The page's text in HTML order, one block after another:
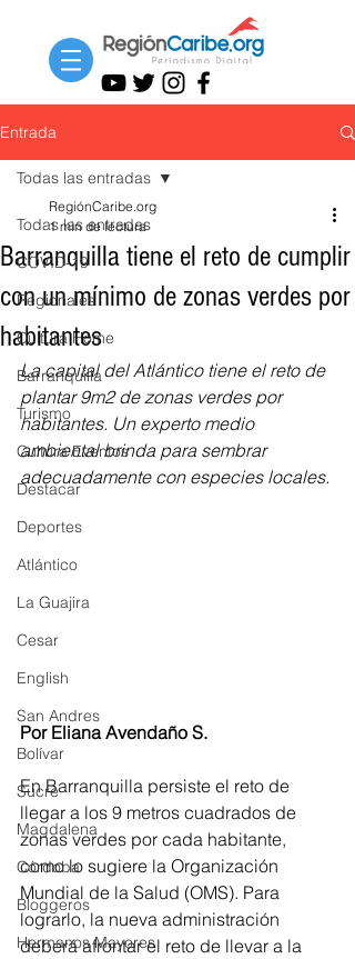
Entrada
Todas las entradas
COVID-19
Regionales
Cultura Home
Barranquilla
Turismo
Cultura Eventos
Destacar
Deportes
Atlántico
La Guajira
Cesar
English
San Andres
Bolívar
Sucre
Magdalena
Córdoba
Bloggeros
Hermanos Mayores
Todas las entradas
Barranquilla tiene el reto de cumplir
con un mínimo de zonas verdes por
habitantes
RegiónCaribe.org
1 min de lectura
La capital del Atlántico tiene el reto de
plantar 9m2 de zonas verdes por
habitantes. Un experto medio
ambiental brinda para sembrar
adecuadamente con especies locales.
Por Eliana Avendaño S.
En Barranquilla persiste el reto de
llegar a los 9 metros cuadrados de
zonas verdes por cada habitante,
como lo sugiere la Organización
Mundial de la Salud (OMS). Para
lograrlo, la nueva administración
deberá afrontar el reto de llevar a la